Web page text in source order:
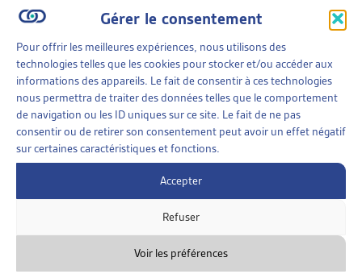
Gérer le consentement
Pour offrir les meilleures expériences, nous utilisons des
technologies telles que les cookies pour stocker et/ou accéder aux
informations des appareils. Le fait de consentir à ces technologies
nous permettra de traiter des données telles que le comportement
de navigation ou les ID uniques sur ce site. Le fait de ne pas
consentir ou de retirer son consentement peut avoir un effet négatif
sur certaines caractéristiques et fonctions.
Accepter
Refuser
Voir les préférences
(LAI)»ALLOCATION POUR IMPOTENT
BÉNÉFICIAIRES D’UNE ALLOCATION POUR
IMPOTENT DE L’AI: REMBOURSEMENT DE L’AIDE,
DES SOINS ET DES TÂCHES D’ASSISTANCE PAR
LES PRESTATIONS COMPLÉMENTAIRES
OFAS, rapport de recherche, juil. 2008
Allocation pour impotent